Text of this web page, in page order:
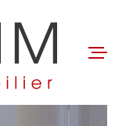
ACCUEIL